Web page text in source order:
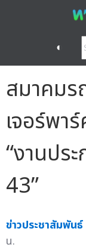
◐
สมาคม
เจอร์พา
“งานปร
43”
ข่าวประชาสัมพันธ์
น.